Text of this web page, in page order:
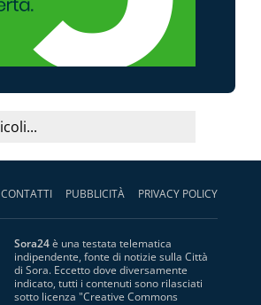
CONTATTI PUBBLICITÀ PRIVACY POLICY
Sora24è una testata telematica
indipendente, fonte di notizie sulla Città
di Sora. Eccetto dove diversamente
indicato, tutti i contenuti sono rilasciati
sotto licenza "Creative Commons